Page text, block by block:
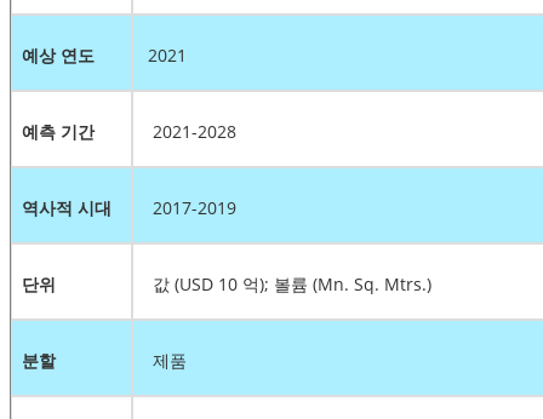
예상 연도 2021
예측 기간 2021-2028
역사적 시대 2017-2019
단위 값 (USD 10 억); 볼륨 (Mn. Sq. Mtrs.)
분할 제품